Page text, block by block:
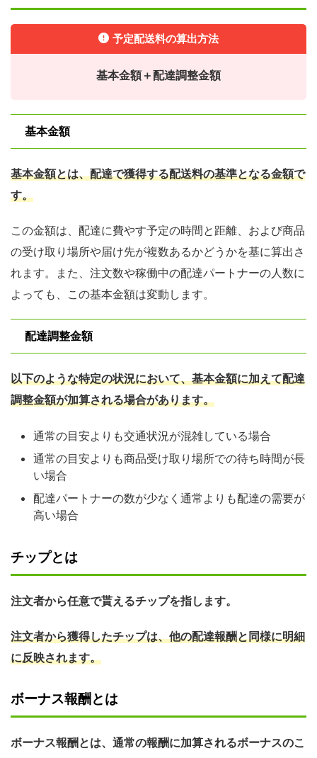
予定配送料の算出方法
基本金額＋配達調整金額
基本金額
基本金額とは、配達で獲得する配送料の基準となる金額で
す。
この金額は、配達に費やす予定の時間と距離、および商品
の受け取り場所や届け先が複数あるかどうかを基に算出さ
れます。また、注⽂数や稼働中の配達パートナーの⼈数に
よっても、この基本⾦額は変動します。
配達調整金額
以下のような特定の状況において、基本金額に加えて配達
調整金額が加算される場合があります。
通常の目安よりも交通状況が混雑している場合
通常の目安よりも商品受け取り場所での待ち時間が長
い場合
配達パートナーの数が少なく通常よりも配達の需要が
高い場合
チップとは
注文者から任意で貰えるチップを指します。
注文者から獲得したチップは、他の配達報酬と同様に明細
に反映されます。
ボーナス報酬とは
ボーナス報酬とは、通常の報酬に加算されるボーナスのこ